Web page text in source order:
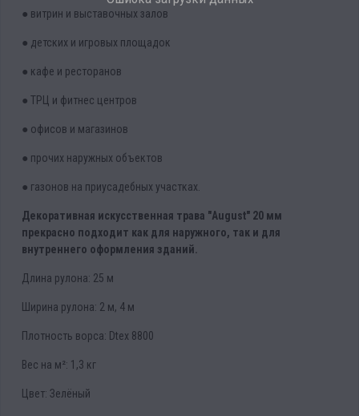
● витрин и выставочных залов
● детских и игровых площадок
● кафе и ресторанов
● ТРЦ и фитнес центров
● офисов и магазинов
● прочих наружных объектов
● газонов на приусадебных участках.
Декоративная искусственная трава "August" 20 мм
прекрасно подходит как для наружного, так и для
внутреннего оформления зданий.
Длина рулона: 25 м
Ширина рулона: 2 м, 4 м
Плотность ворса: Dtex 8800
Вес на м²: 1,3 кг
Цвет: Зелёный